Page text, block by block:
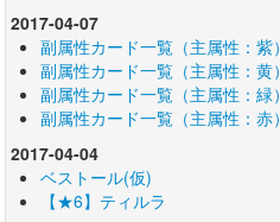
2017-04-07
副属性カード一覧（主属性：紫）
副属性カード一覧（主属性：黄）
副属性カード一覧（主属性：緑）
副属性カード一覧（主属性：赤）
2017-04-04
ベストール(仮)
【★6】ティルラ